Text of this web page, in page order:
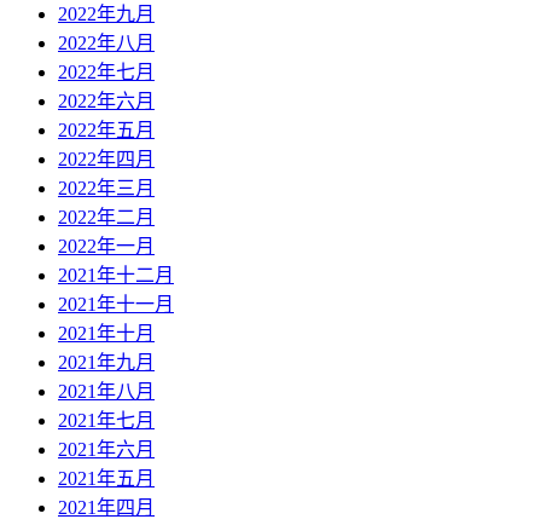
2022年九月
2022年八月
2022年七月
2022年六月
2022年五月
2022年四月
2022年三月
2022年二月
2022年一月
2021年十二月
2021年十一月
2021年十月
2021年九月
2021年八月
2021年七月
2021年六月
2021年五月
2021年四月